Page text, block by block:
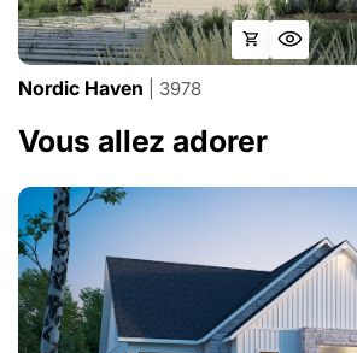
Nordic Haven | 3978
Vous allez adorer